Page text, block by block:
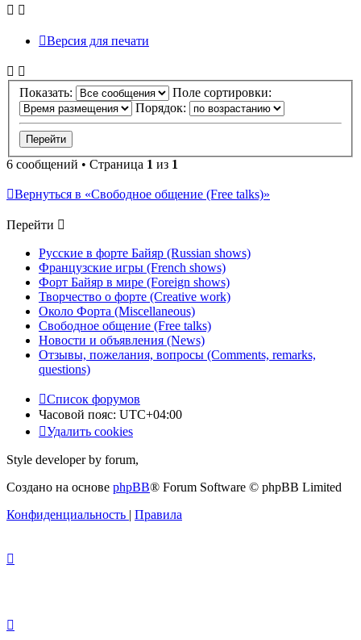
Версия для печати
Показать:
Поле сортировки:
Порядок:
6 сообщений • Страница 1 из 1
Вернуться в «Свободное общение (Free talks)»
Перейти
Русские в форте Байяр (Russian shows)
Французские игры (French shows)
Форт Байяр в мире (Foreign shows)
Творчество о форте (Creative work)
Около Форта (Miscellaneous)
Свободное общение (Free talks)
Новости и объявления (News)
Отзывы, пожелания, вопросы (Comments, remarks,
questions)
Список форумов
Часовой пояс: UTC+04:00
Удалить cookies
Style developer by forum,
Создано на основе phpBB® Forum Software © phpBB Limited
Конфиденциальность | Правила